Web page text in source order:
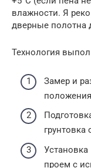
влажности. Я
дверные полотна
Технология
Замер и
грунтовка
проем с